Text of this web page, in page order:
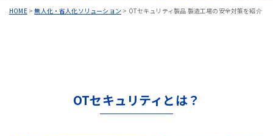
HOME>無人化・省人化ソリューション > OTセキュリティ製品 製造工場の安全対策を紹介
OTセキュリティとは？